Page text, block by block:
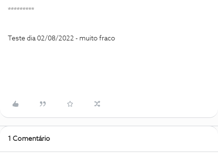
*********
Teste dia 02/08/2022 - muito fraco
1 Comentário